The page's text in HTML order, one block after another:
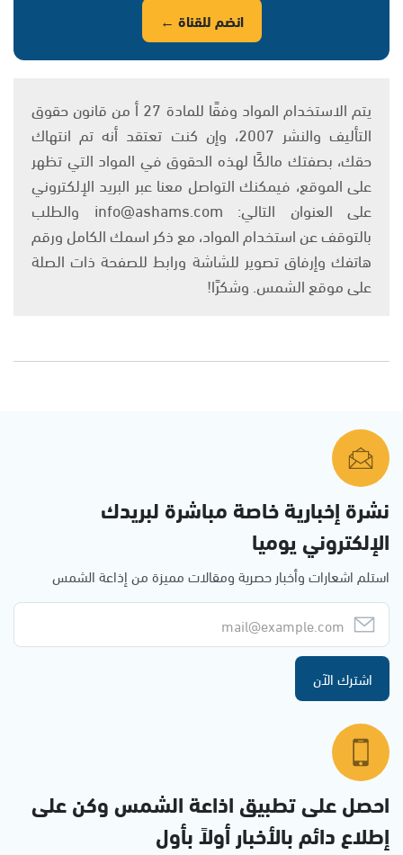
انضم للقناة ←
يتم الاستخدام المواد وفقًا للمادة 27 أ من قانون حقوق
التأليف والنشر 2007، وإن كنت تعتقد أنه تم انتهاك
حقك، بصفتك مالكًا لهذه الحقوق في المواد التي تظهر
على الموقع، فيمكنك التواصل معنا عبر البريد الإلكتروني
على العنوان التالي: info@ashams.com والطلب
بالتوقف عن استخدام المواد، مع ذكر اسمك الكامل ورقم
هاتفك وإرفاق تصوير للشاشة ورابط للصفحة ذات الصلة
على موقع الشمس. وشكرًا!
نشرة إخبارية خاصة مباشرة لبريدك
الإلكتروني يوميا
استلم اشعارات وأخبار حصرية ومقالات مميزة من إذاعة الشمس
اشترك الآن
احصل على تطبيق اذاعة الشمس وكن على
إطلاع دائم بالأخبار أولاً بأول